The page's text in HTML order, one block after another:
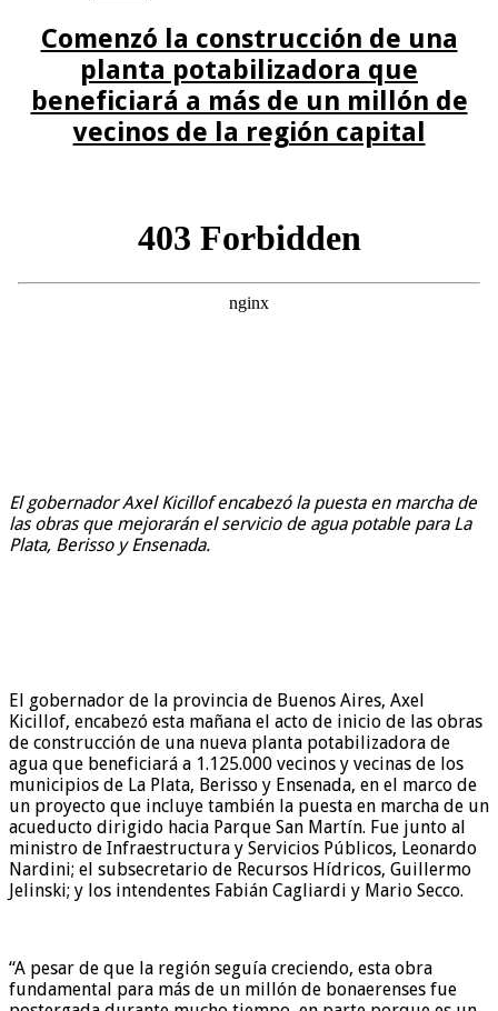
Comenzó la construcción de una
planta potabilizadora que
beneficiará a más de un millón de
vecinos de la región capital
El gobernador Axel Kicillof encabezó la puesta en marcha de
las obras que mejorarán el servicio de agua potable para La
Plata, Berisso y Ensenada.
El gobernador de la provincia de Buenos Aires, Axel
Kicillof, encabezó esta mañana el acto de inicio de las obras
de construcción de una nueva planta potabilizadora de
agua que beneficiará a 1.125.000 vecinos y vecinas de los
municipios de La Plata, Berisso y Ensenada, en el marco de
un proyecto que incluye también la puesta en marcha de un
acueducto dirigido hacia Parque San Martín. Fue junto al
ministro de Infraestructura y Servicios Públicos, Leonardo
Nardini; el subsecretario de Recursos Hídricos, Guillermo
Jelinski; y los intendentes Fabián Cagliardi y Mario Secco.
“A pesar de que la región seguía creciendo, esta obra
fundamental para más de un millón de bonaerenses fue